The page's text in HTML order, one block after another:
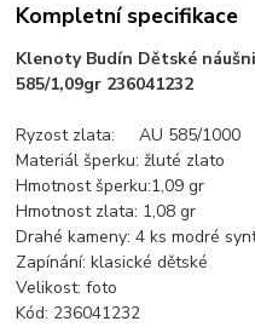
Kompletní specifikace
Klenoty Budín Dětské
585/1,09gr 236041232
Ryzost zlata: AU 585/1000
Materiál šperku: žluté zlato
Hmotnost šperku:1,09 gr
Hmotnost zlata: 1,08 gr
Drahé kameny: 4 ks modré
Zapínání: klasické dětské
Velikost: foto
Kód: 236041232